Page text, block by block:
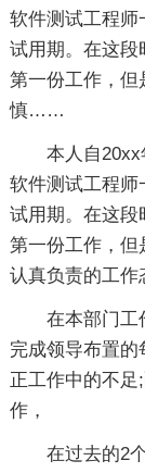
软件测试工程师
试用期。在这段
第一份工作，但
慎……
本人自
软件测试工程师
试用期。在这段
第一份工作，但
认真负责的工作
在本部门工
完成领导布置
正工作中的不
作，
在过去的2